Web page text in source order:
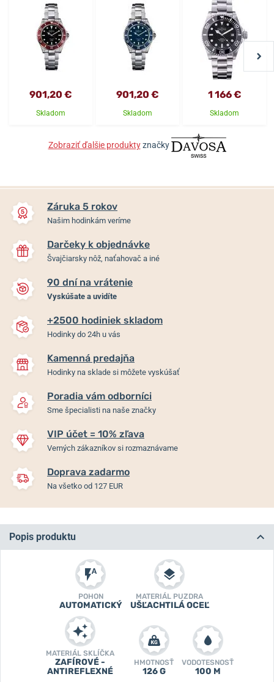
901,20 €
Skladom
901,20 €
Skladom
1 166 €
Skladom
Zobraziť ďalšie produktyznačky
Záruka 5 rokov
Našim hodinkám veríme
Darčeky k objednávke
Švajčiarsky nôž, naťahovač a iné
90 dní na vrátenie
Vyskúšate a uvidíte
+2500 hodiniek skladom
Hodinky do 24h u vás
Kamenná predajňa
Hodinky na sklade si môžete vyskúšať
Poradia vám odborníci
Sme špecialisti na naše značky
VIP účet = 10% zľava
Verných zákazníkov si rozmaznávame
Doprava zadarmo
Na všetko od 127 EUR
Popis produktu
POHON
AUTOMATICKÝ
MATERIÁL PUZDRA
UŠĽACHTILÁ OCEĽ
MATERIÁL SKLÍČKA
ZAFÍROVÉ -
ANTIREFLEXNÉ
HMOTNOSŤ
126 G
VODOTESNOSŤ
100 M